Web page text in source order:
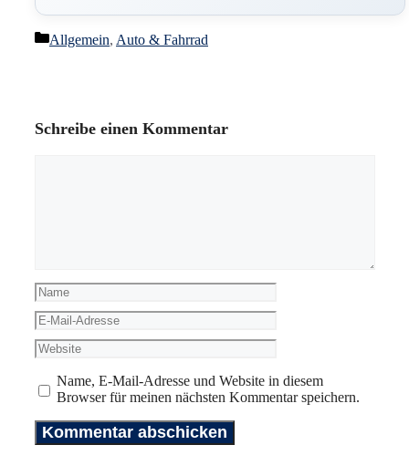
Kategorien
Allgemein, Auto & Fahrrad
Schreibe einen Kommentar
Name
E-
Mail-
Adresse
Website
Name, E-Mail-Adresse und Website in diesem
Browser für meinen nächsten Kommentar speichern.